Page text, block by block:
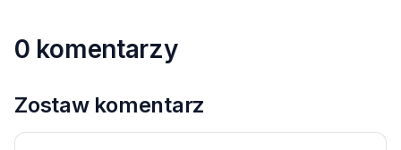
0 komentarzy
Zostaw komentarz